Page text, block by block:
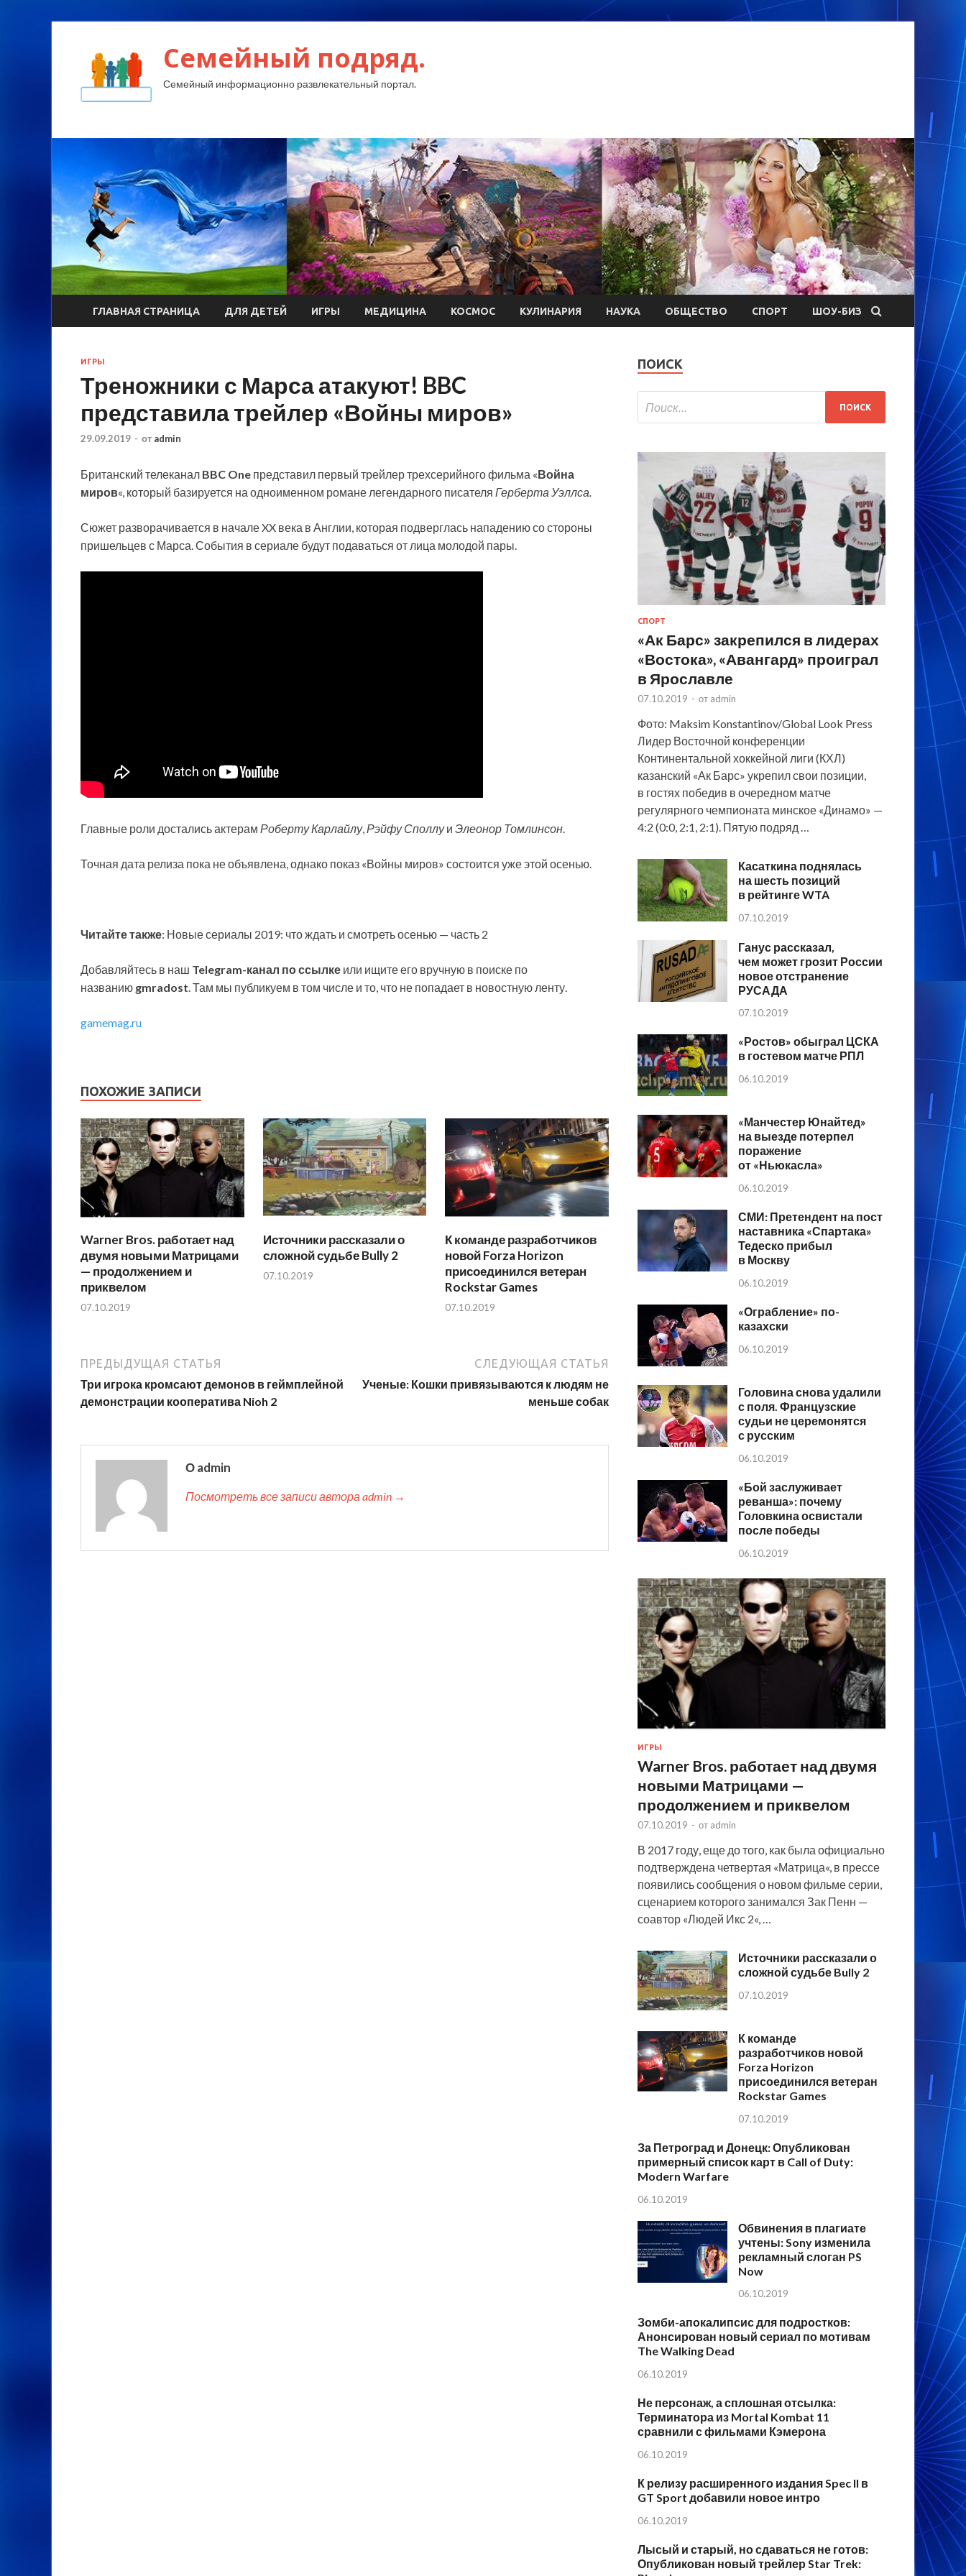
Семейный подряд.
Семейный информационно развлекательный портал.
ГЛАВНАЯ СТРАНИЦА ДЛЯ ДЕТЕЙ ИГРЫ МЕДИЦИНА КОСМОС КУЛИНАРИЯ НАУКА ОБЩЕСТВО СПОРТ ШОУ-БИЗ
ИГРЫ
Треножники с Марса атакуют! BBC
представила трейлер «Войны миров»
29.09.2019 - от admin
Британский телеканал BBC One представил первый трейлер трехсерийного фильма «Война
миров«, который базируется на одноименном романе легендарного писателя Герберта Уэллса.
Сюжет разворачивается в начале XX века в Англии, которая подверглась нападению со стороны
пришельцев с Марса. События в сериале будут подаваться от лица молодой пары.
Главные роли достались актерам Роберту Карлайлу, Рэйфу Споллуи Элеонор Томлинсон
Точная дата релиза пока не объявлена, однако показ «Войны миров» состоится уже этой осенью.
Читайте также: Новые сериалы 2019: что ждать и смотреть осенью — часть 2
Добавляйтесь в наш Telegram-канал по ссылке или ищите его вручную в поиске по
названию gmradost . Там мы публикуем в том числе и то, что не попадает в новостную ленту.
gamemag.ru
ПОХОЖИЕ ЗАПИСИ
Warner Bros. работает над
двумя новыми Матрицами
— продолжением и
приквелом
07.10.2019
Источники рассказали о
сложной судьбе Bully 2
07.10.2019
К команде разработчиков
новой Forza Horizon
присоединился ветеран
Rockstar Games
07.10.2019
ПРЕДЫДУЩАЯ СТАТЬЯ
Три игрока кромсают демонов в геймплейной
демонстрации кооператива Nioh 2
СЛЕДУЮЩАЯ СТАТЬЯ
Ученые: Кошки привязываются к людям не
меньше собак
О admin
Посмотреть все записи автора admin →
ПОИСК
СПОРТ
«Ак Барс» закрепился в лидерах
«Востока», «Авангард» проиграл
в Ярославле
07.10.2019 - от admin
Фото: Maksim Konstantinov/Global Look Press
Лидер Восточной конференции
Континентальной хоккейной лиги (КХЛ)
казанский «Ак Барс» укрепил свои позиции,
в гостях победив в очередном матче
регулярного чемпионата минское «Динамо» —
4:2 (0:0, 2:1, 2:1). Пятую подряд …
Касаткина поднялась
на шесть позиций
в рейтинге WTA
07.10.2019
Ганус рассказал,
чем может грозит России
новое отстранение
РУСАДА
07.10.2019
«Ростов» обыграл ЦСКА
в гостевом матче РПЛ
06.10.2019
«Манчестер Юнайтед»
на выезде потерпел
поражение
от «Ньюкасла»
06.10.2019
СМИ: Претендент на пост
наставника «Спартака»
Тедеско прибыл
в Москву
06.10.2019
«Ограбление» по-
казахски
06.10.2019
Головина снова удалили
с поля. Французские
судьи не церемонятся
с русским
06.10.2019
«Бой заслуживает
реванша»: почему
Головкина освистали
после победы
06.10.2019
ИГРЫ
Warner Bros. работает над двумя
новыми Матрицами —
продолжением и приквелом
07.10.2019 - от admin
В 2017 году, еще до того, как была официально
подтверждена четвертая «Матрица«, в прессе
появились сообщения о новом фильме серии,
сценарием которого занимался Зак Пенн —
соавтор «Людей Икс 2«, …
Источники рассказали о
сложной судьбе Bully 2
07.10.2019
К команде
разработчиков новой
Forza Horizon
присоединился ветеран
Rockstar Games
07.10.2019
За Петроград и Донецк: Опубликован
примерный список карт в Call of Duty:
Modern Warfare
06.10.2019
Обвинения в плагиате
учтены: Sony изменила
рекламный слоган PS
Now
06.10.2019
Зомби-апокалипсис для подростков:
Анонсирован новый сериал по мотивам
The Walking Dead
06.10.2019
Не персонаж, а сплошная отсылка:
Терминатора из Mortal Kombat 11
сравнили с фильмами Кэмерона
06.10.2019
К релизу расширенного издания Spec II в
GT Sport добавили новое интро
06.10.2019
Лысый и старый, но сдаваться не готов:
Опубликован новый трейлер Star Trek: